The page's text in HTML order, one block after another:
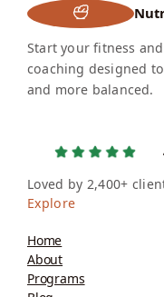
Start your fitness
coaching designed
and more balanced.
Loved by 2,400+
Explore
Home
About
Programs